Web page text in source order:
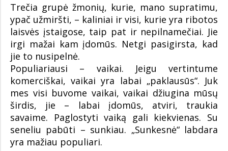
Trečia grupė žmonių, kurie, mano supratimu,
ypač užmiršti, – kaliniai ir visi, kurie yra ribotos
laisvės įstaigose, taip pat ir nepilnamečiai. Jie
irgi mažai kam įdomūs. Netgi pasigirsta, kad
jie to nusipelnė.
Populiariausi – vaikai. Jeigu vertintume
komerciškai, vaikai yra labai „paklausūs“. Juk
mes visi buvome vaikai, vaikai džiugina mūsų
širdis, jie – labai įdomūs, atviri, traukia
savaime. Paglostyti vaiką gali kiekvienas. Su
seneliu pabūti – sunkiau. „Sunkesnė“ labdara
yra mažiau populiari.